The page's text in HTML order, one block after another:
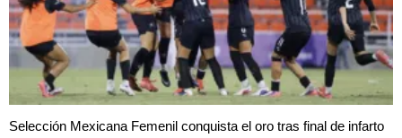
Selección Mexicana Femenil conquista el oro tras final de infarto